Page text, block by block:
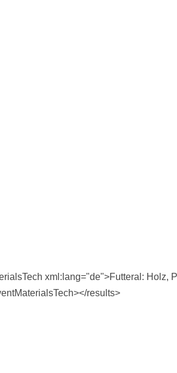
xml:lang="de">Futteral: Holz,
results>